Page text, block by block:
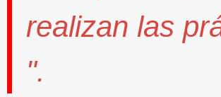
realizan las
".